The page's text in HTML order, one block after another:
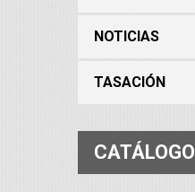
NOTICIAS
TASACIÓN
CATÁLOGO